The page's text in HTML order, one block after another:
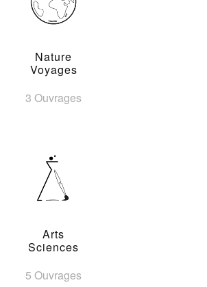
Nature
Voyages
3 Ouvrages
Arts
Sciences
5 Ouvrages